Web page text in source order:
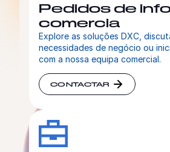
Pedidos de
comercia
Explore as soluções DXC,
necessidades de negócio ou
com a nossa equipa comercial.
CONTACTAR